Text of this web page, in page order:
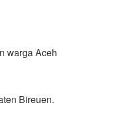
warga Aceh
Bireuen.